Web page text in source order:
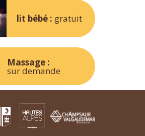
lit bébé : gratuit
Massage :
sur demande